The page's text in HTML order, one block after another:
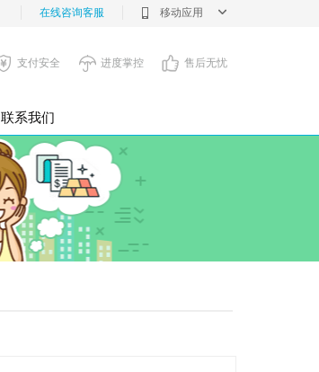
在线咨询客服 移动应用
支付安全 进度掌控 售后无忧
联系我们